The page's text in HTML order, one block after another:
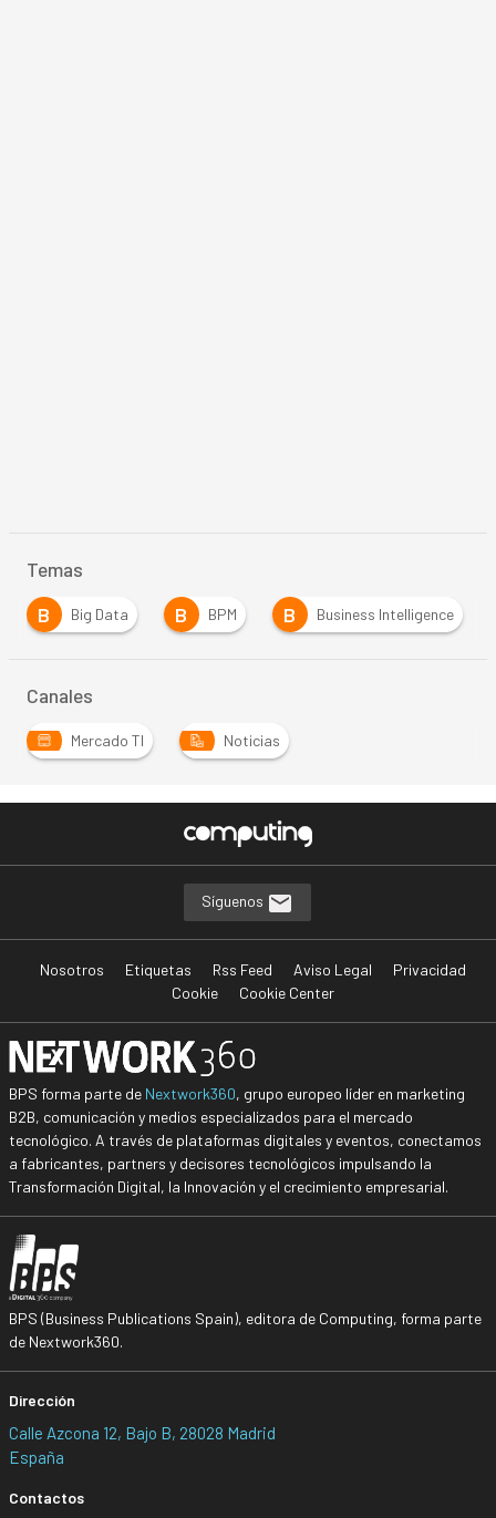
Temas
B
Big Data B BPM B Business Intelligence
Canales
Mercado TI Noticias
Síguenos
Nosotros Etiquetas Rss Feed Aviso Legal
Privacidad
Cookie
Cookie Center
BPS forma parte de Nextwork360, grupo europeo líder en marketing
B2B, comunicación y medios especializados para el mercado
tecnológico. A través de plataformas digitales y eventos, conectamos
a fabricantes, partners y decisores tecnológicos impulsando la
Transformación Digital, la Innovación y el crecimiento empresarial.
BPS (Business Publications Spain), editora de Computing, forma parte
de Nextwork360.
Dirección
Calle Azcona 12, Bajo B, 28028 Madrid
España
Contactos